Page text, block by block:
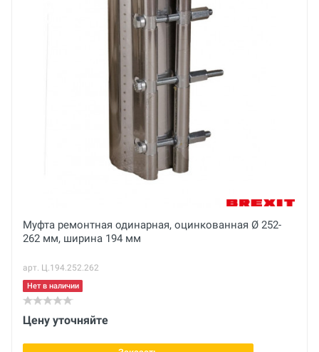
Отказное письмо
Ваше сообщение
Муфта ремонтная одинарная, оцинкованная Ø 252-
262 мм, ширина 194 мм
арт. Ц.194.252.262
Нет в наличии
Цену уточняйте